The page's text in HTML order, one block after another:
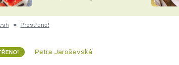
ČESKO NA TALÍŘI
KUCHAŘKA
■ Prostřeno!
Petra Jaroševská